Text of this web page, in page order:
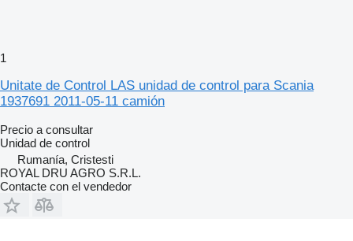
1
Unitate de Control LAS unidad de control para Scania
1937691 2011-05-11 camión
Precio a consultar
Unidad de control
Rumanía, Cristesti
ROYAL DRU AGRO S.R.L.
Contacte con el vendedor